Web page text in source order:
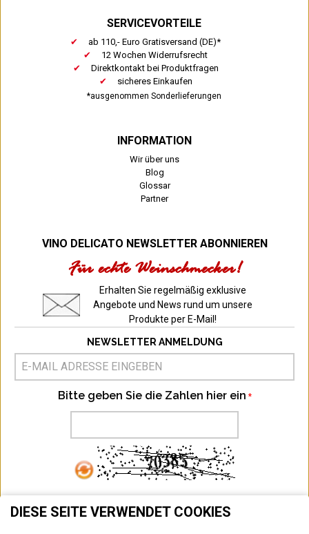
SERVICEVORTEILE
ab 110,- Euro Gratisversand (DE)*
12 Wochen Widerrufsrecht
Direktkontakt bei Produktfragen
sicheres Einkaufen
*ausgenommen Sonderlieferungen
INFORMATION
Wir über uns
Blog
Glossar
Partner
VINO DELICATO NEWSLETTER ABONNIEREN
Für echte Weinschmecker!
Erhalten Sie regelmäßig exklusive
Angebote und News rund um unsere
Produkte per E-Mail!
NEWSLETTER ANMELDUNG
Bitte geben Sie die Zahlen hier ein
ABONNIEREN
DIESE SEITE VERWENDET COOKIES